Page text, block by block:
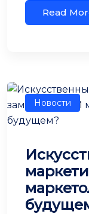
Read
Новости